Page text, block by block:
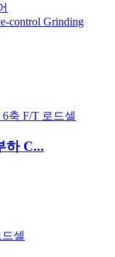
control Grinding
하 C...